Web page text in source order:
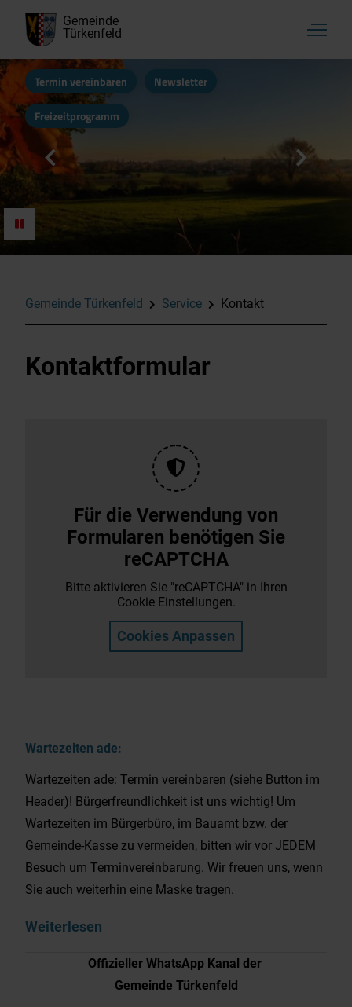
Gemeinde
Türkenfeld
Termin vereinbaren Newsletter
Freizeitprogramm
Wartezeiten ade:
Wartezeiten ade: Termin vereinbaren (siehe Button im
Header)! Bürgerfreundlichkeit ist uns wichtig! Um
Wartezeiten im Bürgerbüro, im Bauamt bzw. der
Gemeinde-Kasse zu vermeiden, bitten wir vor JEDEM
Besuch um Terminvereinbarung. Wir freuen uns, wenn
Sie auch weiterhin eine Maske tragen.
Weiterlesen
Offizieller WhatsApp Kanal der
Gemeinde Türkenfeld
Gemeinde Türkenfeld Service Kontakt
Kontaktformular
Für die Verwendung von
Formularen benötigen Sie
reCAPTCHA
Bitte aktivieren Sie "reCAPTCHA" in Ihren
Cookie Einstellungen.
Cookies Anpassen